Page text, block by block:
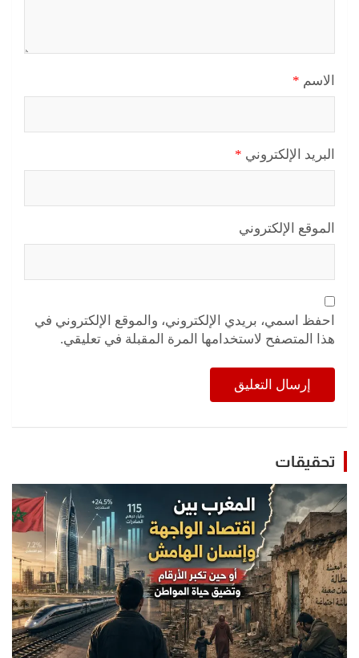
الاسم *
البريد الإلكتروني *
الموقع الإلكتروني
احفظ اسمي، بريدي الإلكتروني، والموقع الإلكتروني في
هذا المتصفح لاستخدامها المرة المقبلة في تعليقي.
تحقيقات